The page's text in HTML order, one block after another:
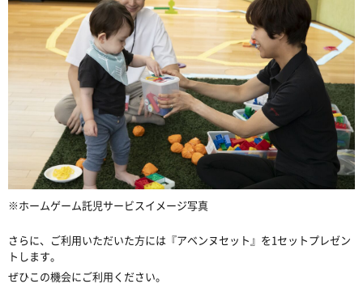
※ホームゲーム託児サービスイメージ写真
さらに、ご利用いただいた方には『アベンヌセット』を1セットプレゼン
トします。
ぜひこの機会にご利用ください。